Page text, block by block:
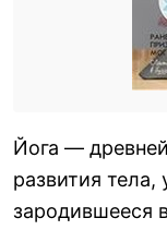
Йога —
развития тела,
зародившееся